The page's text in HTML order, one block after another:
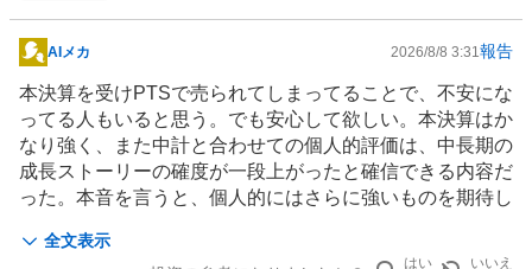
掲
示
板
記
事
AIメカ 2026/8/8 3:31 報告
全文表示
本決算を受けPTSで売られてしまってることで、不安にな
ってる人もいると思う。でも安心して欲しい。本決算はか
なり強く、また中計と合わせての個人的評価は、中長期の
成長ストーリーの確度が一段上がったと確信できる内容だ
った。本音を言うと、個人的にはさらに強いものを期待し
ってた。その点については、俺の読みの甘さだったと思
はい いいえ